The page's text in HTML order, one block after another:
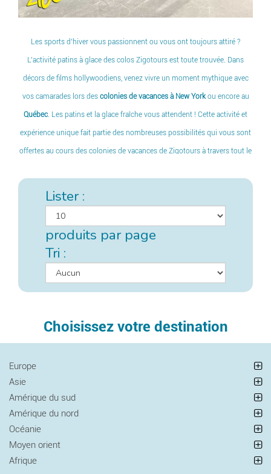
Les sports d’hiver vous passionnent ou vous ont toujours attiré ?
L’activité patins à glace des colos Zigotours est toute trouvée. Dans
décors de films hollywoodiens, venez vivre un moment mythique avec
vos camarades lors des colonies de vacances à New Yorkou encore au
Québec . Les patins et la glace fraîche vous attendent ! Cette activité et
expérience unique fait partie des nombreuses possibilités qui vous sont
offertes au cours des colonies de vacances de Zigotours à travers tout le
Lister :
produits par page
Tri :
Choisissez votre destination
Europe
Asie
Amérique du sud
Amérique du nord
Océanie
Moyen orient
Afrique